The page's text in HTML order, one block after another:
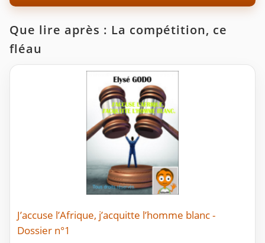
Que lire après : La compétition, ce
fléau
J’accuse l’Afrique, j’acquitte l’homme blanc -
Dossier n°1